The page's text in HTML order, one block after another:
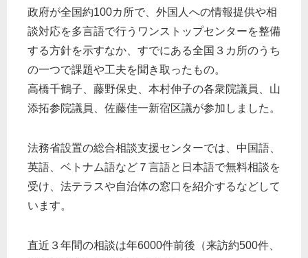
政府が全国約100カ所で、外国人への情報提供や相
談対応を多言語で行うワンストップセンターを整備
する方針を示すなか、すでにある全国３カ所のうち
の一つで課題や工夫を聞き取ったもの。
高橋千鶴子、藤野保史、本村伸子の各衆院議員、山
添拓参院議員、佐藤佳一新宿区議が参加しました。
法務省設置の総合相談支援センターでは、中国語、
英語、ベトナム語など７言語と日本語で無料相談を
受け、法テラスや自治体の窓口を紹介するなどして
います。
直近３年間の相談は年6000件前後（来訪約500件、